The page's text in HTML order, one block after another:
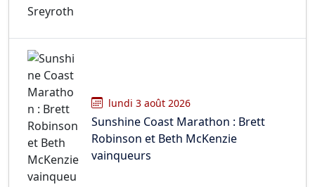
lundi 3 août 2026
Sunshine Coast Marathon : Brett
Robinson et Beth McKenzie
vainqueurs